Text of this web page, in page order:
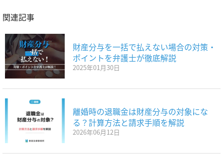
関連記事
財産分与を一括で払えない場合の対策・
ポイントを弁護士が徹底解説
2025年01月30日
離婚時の退職金は財産分与の対象にな
る？計算方法と請求手順を解説
2026年06月12日